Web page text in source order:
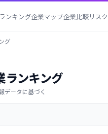
ランキング企業マップ企業比較リス
グ
ランキング
データに基づく